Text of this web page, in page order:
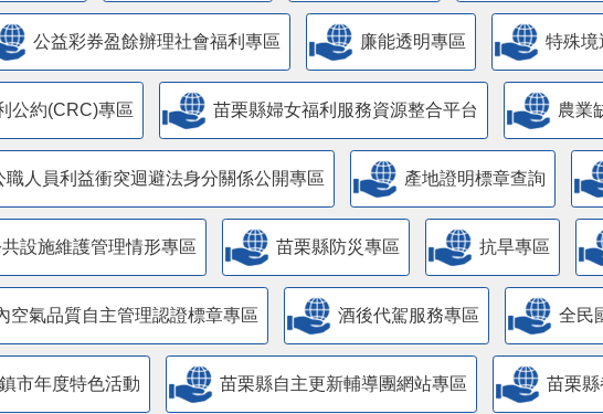
公益彩券盈餘辦理社會福利專區 廉能透明專區 特殊境
公約(CRC)專區 苗栗縣婦女福利服務資源整合平台 農業
職人員利益衝突迴避法身分關係公開專區 產地證明標章查詢
設施維護管理情形專區 苗栗縣防災專區 抗旱專區
空氣品質自主管理認證標章專區 酒後代駕服務專區 全民
市年度特色活動 苗栗縣自主更新輔導團網站專區 苗栗